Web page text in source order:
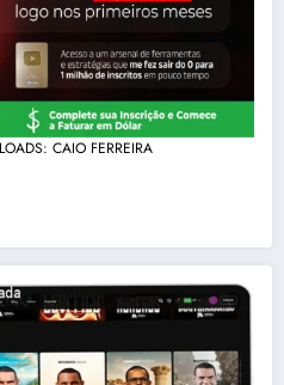
CAIO FERREIRA